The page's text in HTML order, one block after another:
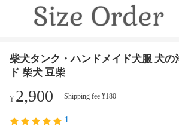
柴犬タンク・ハンドメイド犬服 犬の
ド 柴犬 豆柴
¥2,900 + Shipping fee ¥180
1